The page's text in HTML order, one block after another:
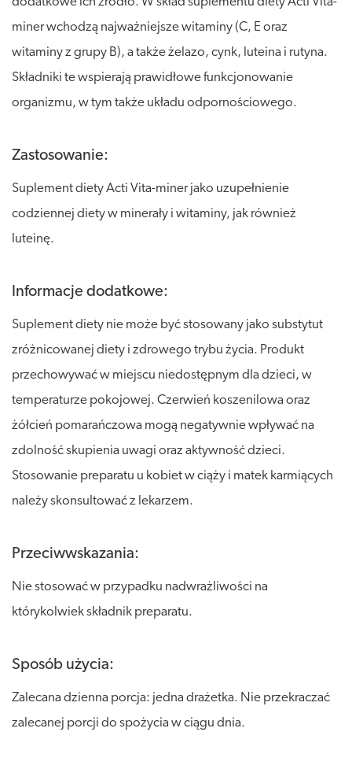
miner wchodzą najważniejsze witaminy (C, E oraz
witaminy z grupy B), a także żelazo, cynk, luteina i rutyna.
Składniki te wspierają prawidłowe funkcjonowanie
organizmu, w tym także układu odpornościowego.
Zastosowanie:
Suplement diety Acti Vita-miner jako uzupełnienie
codziennej diety w minerały i witaminy, jak również
luteinę.
Informacje dodatkowe:
Suplement diety nie może być stosowany jako substytut
zróżnicowanej diety i zdrowego trybu życia. Produkt
przechowywać w miejscu niedostępnym dla dzieci, w
temperaturze pokojowej. Czerwień koszenilowa oraz
żółcień pomarańczowa mogą negatywnie wpływać na
zdolność skupienia uwagi oraz aktywność dzieci.
Stosowanie preparatu u kobiet w ciąży i matek karmiących
należy skonsultować z lekarzem.
Przeciwwskazania:
Nie stosować w przypadku nadwrażliwości na
którykolwiek składnik preparatu.
Sposób użycia:
Zalecana dzienna porcja: jedna drażetka. Nie przekraczać
zalecanej porcji do spożycia w ciągu dnia.